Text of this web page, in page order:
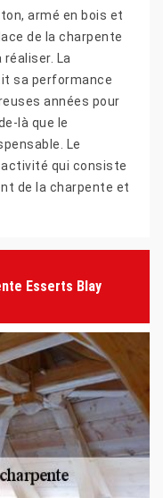
armé en bois et
de la charpente
La
sa performance
années pour
là que le
Le
qui consiste
de la charpente et
Esserts Blay